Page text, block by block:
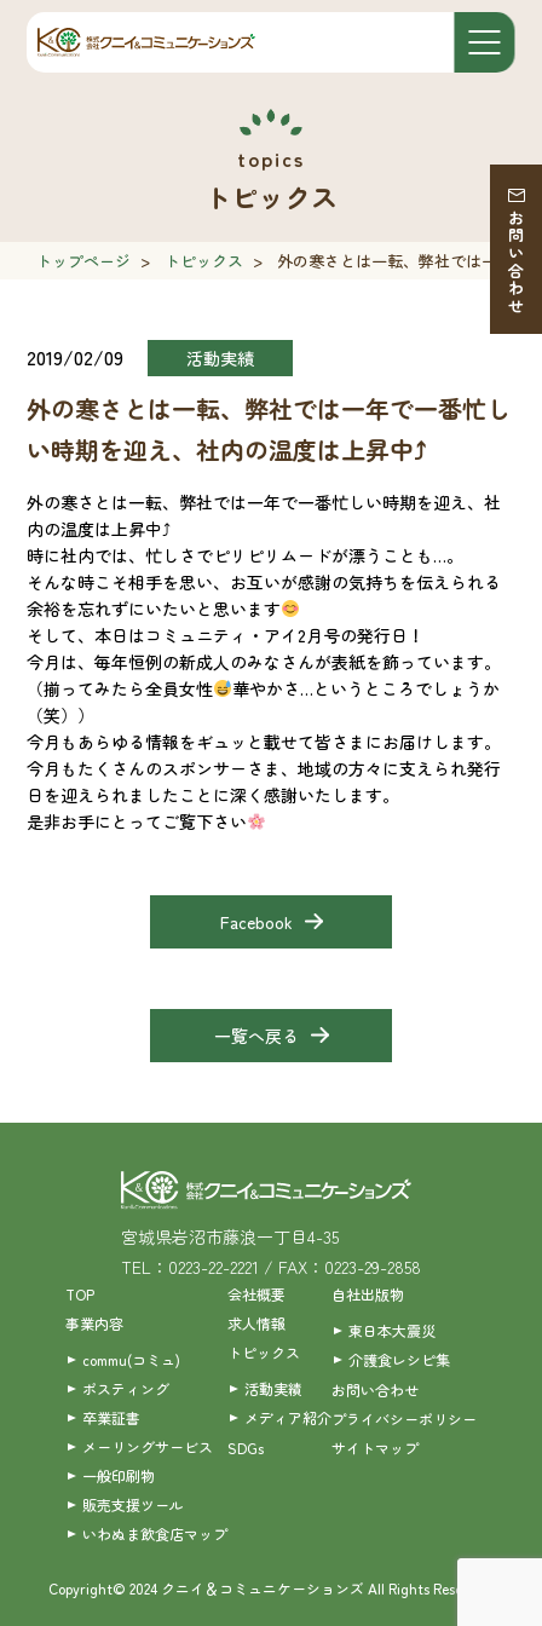
お問い合わせ
トピックス
トップページ > トピックス > 外の寒さとは一転、弊社では一年で
2019/02/09 活動実績
外の寒さとは一転、弊社では一年で一番忙し
い時期を迎え、社内の温度は上昇中⤴︎
外の寒さとは一転、弊社では一年で一番忙しい時期を迎え、社
内の温度は上昇中⤴︎
時に社内では、忙しさでピリピリムードが漂うことも…。
そんな時こそ相手を思い、お互いが感謝の気持ちを伝えられる
余裕を忘れずにいたいと思います
そして、本日はコミュニティ・アイ2月号の発行日！
今月は、毎年恒例の新成人のみなさんが表紙を飾っています。
（揃ってみたら全員女性
華やかさ…というところでしょうか
（笑））
今月もあらゆる情報をギュッと載せて皆さまにお届けします。
今月もたくさんのスポンサーさま、地域の方々に支えられ発行
日を迎えられましたことに深く感謝いたします。
是非お手にとってご覧下さい
Facebook
一覧へ戻る
宮城県岩沼市藤浪一丁目4-35
TEL：0223-22-2221 / FAX：0223-29-2858
TOP
事業内容
commu(コミュ)
ポスティング
卒業証書
メーリングサービス
一般印刷物
販売支援ツール
いわぬま飲食店マップ
会社概要
求人情報
トピックス
活動実績
メディア紹介
SDGs
自社出版物
東日本大震災
介護食レシピ集
お問い合わせ
プライバシーポリシー
サイトマップ
Copyright© 2024 クニイ＆コミュニケーションズ All Rights Reserved.